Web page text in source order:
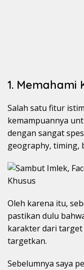
1.
Salah satu fitur
kemampuannya
dengan sangat
geography, timing,
Oleh karena itu,
pastikan dulu
karakter dari target
targetkan.
Sebelumnya saya